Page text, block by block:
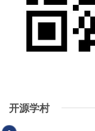
开源学村